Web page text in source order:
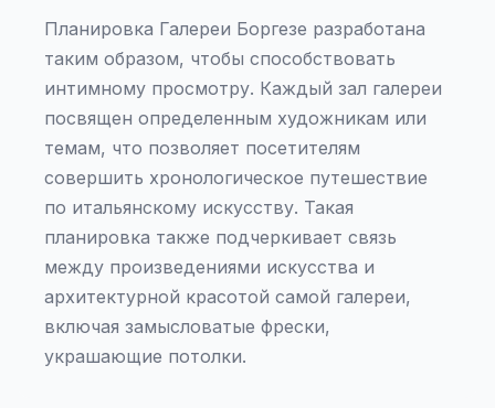
Планировка Галереи Боргезе разработана
таким образом, чтобы способствовать
интимному просмотру. Каждый зал галереи
посвящен определенным художникам или
темам, что позволяет посетителям
совершить хронологическое путешествие
по итальянскому искусству. Такая
планировка также подчеркивает связь
между произведениями искусства и
архитектурной красотой самой галереи,
включая замысловатые фрески,
украшающие потолки.